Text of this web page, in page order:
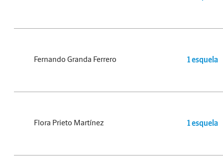
Fernando Granda Ferrero 1 esquela
Flora Prieto Martínez 1 esquela